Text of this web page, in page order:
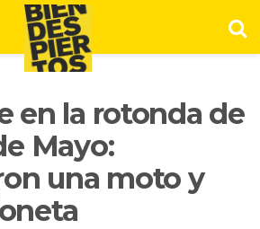
en la rotonda de
Mayo:
una moto y